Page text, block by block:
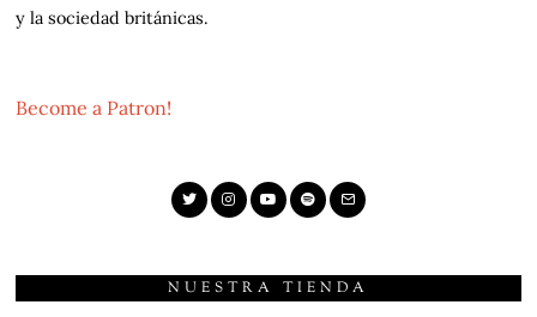
y la sociedad británicas.
Become a Patron!
NUESTRA TIENDA